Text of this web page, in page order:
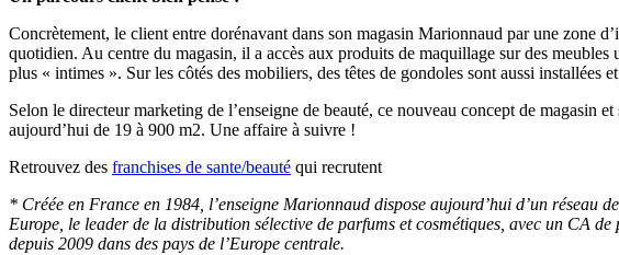
Concrètement, le client entre dorénavant dans son magasin Marionnaud par une zone
quotidien. Au centre du magasin, il a accès aux produits de maquillage sur des
plus « intimes ». Sur les côtés des mobiliers, des têtes de gondoles sont aussi installées
Selon le directeur marketing de l’enseigne de beauté, ce nouveau concept de
aujourd’hui de 19 à 900 m2. Une affaire à suivre !
Retrouvez des franchises de sante/beauté qui recrutent
* Créée en France en 1984, l’enseigne Marionnaud dispose aujourd’hui d’un réseau
Europe, le leader de la distribution sélective de parfums et cosmétiques, avec un CA
depuis 2009 dans des pays de l’Europe centrale.